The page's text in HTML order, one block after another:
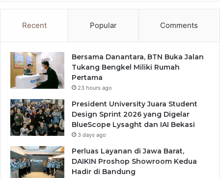
Recent Popular Comments
Bersama Danantara, BTN Buka Jalan
Tukang Bengkel Miliki Rumah
Pertama
23 hours ago
President University Juara Student
Design Sprint 2026 yang Digelar
BlueScope Lysaght dan IAI Bekasi
3 days ago
Perluas Layanan di Jawa Barat,
DAIKIN Proshop Showroom Kedua
Hadir di Bandung